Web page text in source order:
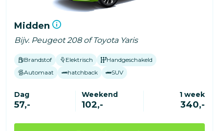
Midden
Bijv. Peugeot 208 of Toyota Yaris
Brandstof Elektrisch
Handgeschakeld
Automaat
hatchback SUV
Dag
57,-
Weekend
102,-
1 week
340,-